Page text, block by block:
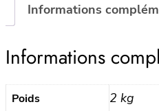
Batterie
–
Informations
Informations
Poids 2 kg